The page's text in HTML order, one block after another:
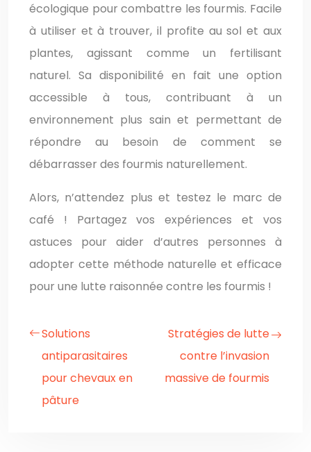
écologique pour combattre les fourmis. Facile
à utiliser et à trouver, il profite au sol et aux
plantes, agissant comme un fertilisant
naturel. Sa disponibilité en fait une option
accessible à tous, contribuant à un
environnement plus sain et permettant de
répondre au besoin de comment se
débarrasser des fourmis naturellement.
Alors, n’attendez plus et testez le marc de
café ! Partagez vos expériences et vos
astuces pour aider d’autres personnes à
adopter cette méthode naturelle et efficace
pour une lutte raisonnée contre les fourmis !
Solutions
antiparasitaires
pour chevaux en
pâture
Stratégies de lutte
contre l’invasion
massive de fourmis